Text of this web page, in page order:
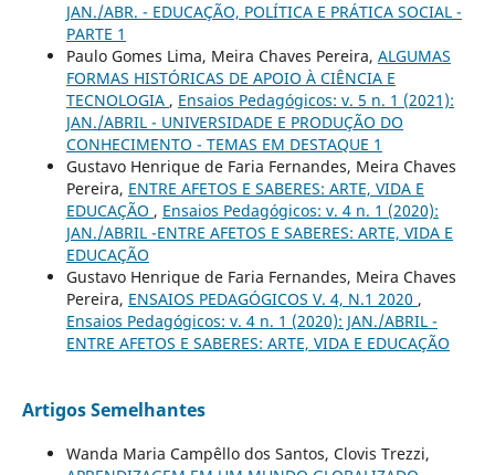
JAN./ABR. - EDUCAÇÃO, POLÍTICA E PRÁTICA SOCIAL -
PARTE 1
Paulo Gomes Lima, Meira Chaves Pereira, ALGUMAS
FORMAS HISTÓRICAS DE APOIO À CIÊNCIA E
TECNOLOGIA , Ensaios Pedagógicos: v. 5 n. 1 (2021):
JAN./ABRIL - UNIVERSIDADE E PRODUÇÃO DO
CONHECIMENTO - TEMAS EM DESTAQUE 1
Gustavo Henrique de Faria Fernandes, Meira Chaves
Pereira, ENTRE AFETOS E SABERES: ARTE, VIDA E
EDUCAÇÃO , Ensaios Pedagógicos: v. 4 n. 1 (2020):
JAN./ABRIL -ENTRE AFETOS E SABERES: ARTE, VIDA E
EDUCAÇÃO
Gustavo Henrique de Faria Fernandes, Meira Chaves
Pereira, ENSAIOS PEDAGÓGICOS V. 4, N.1 2020 ,
Ensaios Pedagógicos: v. 4 n. 1 (2020): JAN./ABRIL -
ENTRE AFETOS E SABERES: ARTE, VIDA E EDUCAÇÃO
Artigos Semelhantes
Wanda Maria Campêllo dos Santos, Clovis Trezzi,